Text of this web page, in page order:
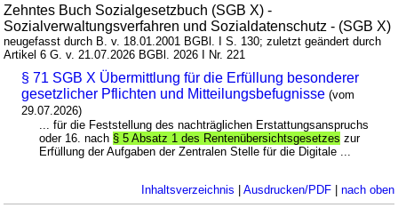
Zehntes Buch Sozialgesetzbuch (SGB X) -
Sozialverwaltungsverfahren und Sozialdatenschutz - (SGB X)
neugefasst durch B. v. 18.01.2001 BGBl. I S. 130; zuletzt geändert durch
Artikel 6 G. v. 21.07.2026 BGBl. 2026 I Nr. 221
§ 71 SGB X Übermittlung für die Erfüllung besonderer
gesetzlicher Pflichten und Mitteilungsbefugnisse (vom
29.07.2026)
... für die Feststellung des nachträglichen Erstattungsanspruchs
oder 16. nach § 5 Absatz 1 des Rentenübersichtsgesetzes zur
Erfüllung der Aufgaben der Zentralen Stelle für die Digitale ...
Inhaltsverzeichnis | Ausdrucken/PDF| nach oben